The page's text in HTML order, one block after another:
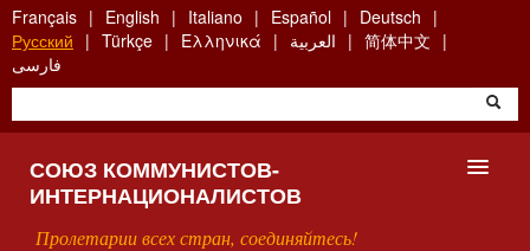
Skip
to
main
content
Français English Italiano Español
Deutsch
Русский
Türkçe Ελληνικά العربية
简体中文
فارسی
СОЮЗ КОММУНИСТОВ-
ИНТЕРНАЦИОНАЛИСТОВ
Пролетарии всех стран, соединяйтесь!